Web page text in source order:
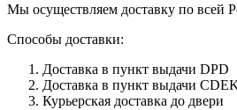
Мы осуществляем доставку по всей
Способы доставки:
Доставка в пункт выдачи DPD
Доставка в пункт выдачи
Курьерская доставка до двери